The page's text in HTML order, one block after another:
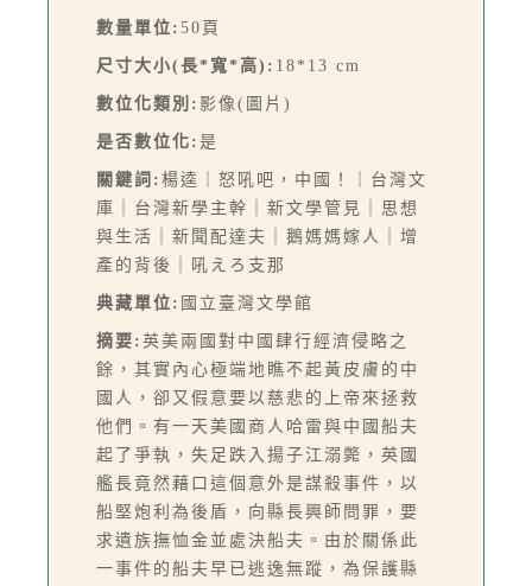
數量單位: 50頁
尺寸大小(長*寬*高): 18*13 cm
數位化類別: 影像(圖片)
是否數位化: 是
關鍵詞: 楊逵｜怒吼吧，中國！｜台灣文
庫｜台灣新學主幹｜新文學管見｜思想
與生活｜新聞配達夫｜鵝媽媽嫁人｜增
產的背後｜吼えろ支那
典藏單位: 國立臺灣文學館
摘要: 英美兩國對中國肆行經濟侵略之
餘，其實內心極端地瞧不起黃皮膚的中
國人，卻又假意要以慈悲的上帝來拯救
他們。有一天美國商人哈雷與中國船夫
起了爭執，失足跌入揚子江溺斃，英國
艦長竟然藉口這個意外是謀殺事件，以
船堅炮利為後盾，向縣長興師問罪，要
求遺族撫恤金並處決船夫。由於關係此
一事件的船夫早已逃逸無蹤，為保護縣